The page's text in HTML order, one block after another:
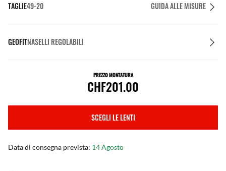
TAGLIE49-20 GUIDA ALLE MISURE
GEOFITNASELLI REGOLABILI
PREZZO MONTATURA
CHF201.00
SCEGLI LE LENTI
Data di consegna prevista: 14 Agosto